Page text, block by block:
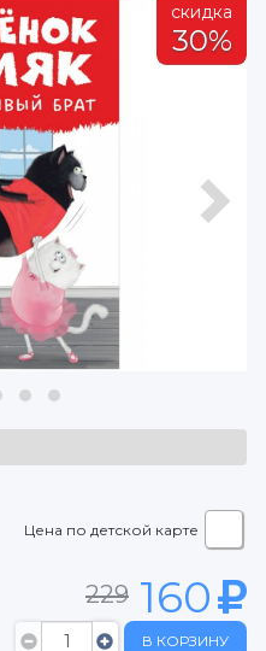
скидка
30%
Цена по детской карте
229 160
В КОРЗИНУ